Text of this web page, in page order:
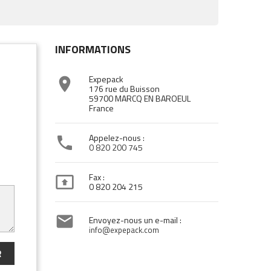
INFORMATIONS
 Expepack
176 rue du Buisson
59700 MARCQ EN BAROEUL
France
 Appelez-nous :
0 820 200 745
 Fax :
0 820 204 215
 Envoyez-nous un e-mail :
info@expepack.com